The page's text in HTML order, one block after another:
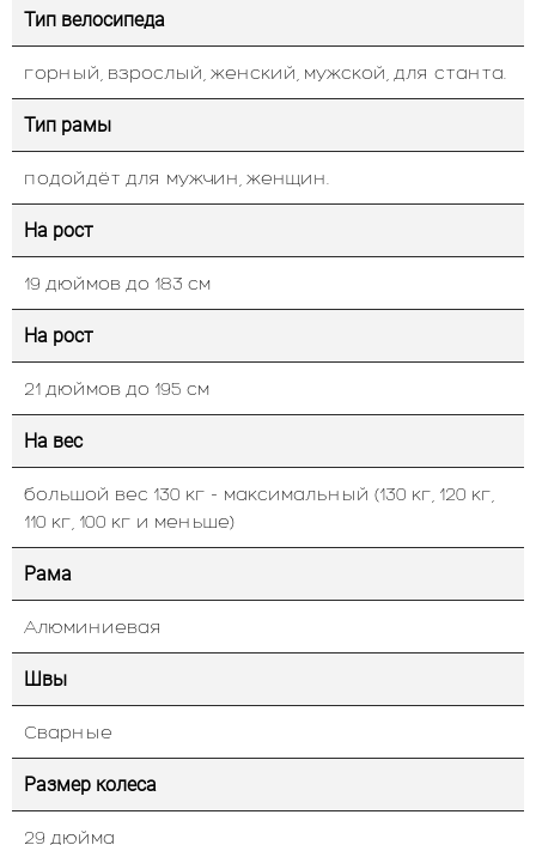
Тип велосипеда
горный, взрослый, женский, мужской, для станта.
Тип рамы
подойдёт для мужчин, женщин.
На рост
19 дюймов до 183 см
На рост
21 дюймов до 195 см
На вес
большой вес 130 кг - максимальный (130 кг, 120 кг,
110 кг, 100 кг и меньше)
Рама
Алюминиевая
Швы
Сварные
Размер колеса
29 дюйма